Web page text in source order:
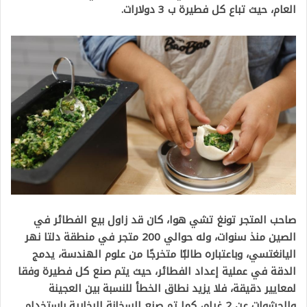
العام، حيث تباع كل فطيرة ب 3 دولارات.
صاحب المتجر تونغ تشي هوا، كان قد زاول بيع الفطائر في
الصين منذ سنوات، وله حوالي 200 متجر في منطقة دلتا نهر
اليانغتسي، وباعتباره طالبًا متخرجًا من علوم الهندسة، يدمج
الدقة في عملية إعداد الفطائر، حيث يتم صنع كل فطيرة وفقا
لمعايير دقيقة، فلا يزيد نطاق الخطأ للنسبة بين العجينة